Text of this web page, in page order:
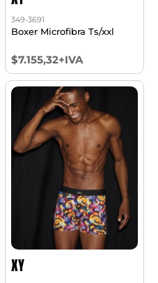
349-3691
Boxer Microfibra Ts/xxl
$7.155,32+IVA
XY